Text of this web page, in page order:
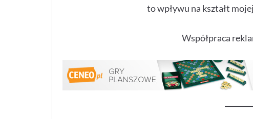
to wpływu na kształt
Współpraca